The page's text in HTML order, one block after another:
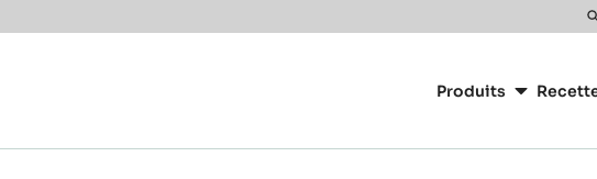
navigation
Produits